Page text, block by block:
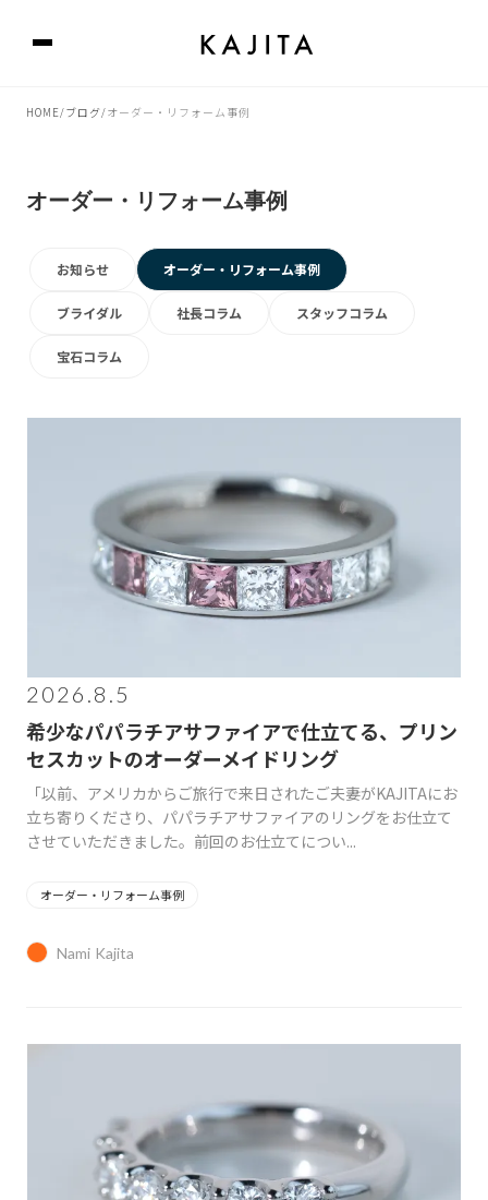
HOME/ブログ/オーダー・リフォーム事例
オーダー・リフォーム事例
お知らせ オーダー・リフォーム事例
ブライダル 社長コラム スタッフコラム
宝石コラム
2026.8.5
希少なパパラチアサファイアで仕立てる、プリン
セスカットのオーダーメイドリング
「以前、アメリカからご旅行で来日されたご夫妻がKAJITAにお
立ち寄りくださり、パパラチアサファイアのリングをお仕立て
させていただきました。前回のお仕立てについ...
オーダー・リフォーム事例
Nami Kajita